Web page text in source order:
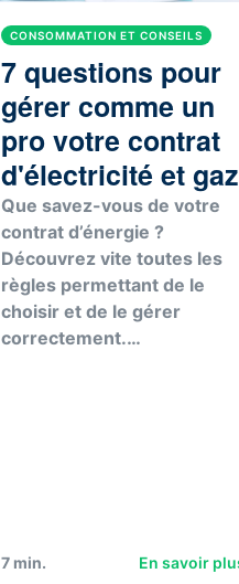
CONSOMMATION ET CONSEILS
7 questions pour
gérer comme un
pro votre contrat
d'électricité et gaz
Que savez-vous de votre
contrat d’énergie ?
Découvrez vite toutes les
règles permettant de le
choisir et de le gérer
correctement.…
7min. En savoir